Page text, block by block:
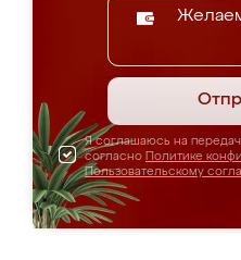
Я соглашаюсь на
согласно Политике
Пользовательскому